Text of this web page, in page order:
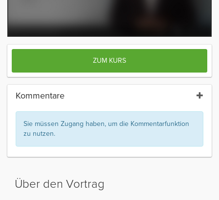
ZUM KURS
Kommentare
Sie müssen Zugang haben, um die Kommentarfunktion
zu nutzen.
Über den Vortrag